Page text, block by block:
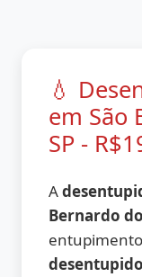
💧
em São
SP -
A
Bernardo